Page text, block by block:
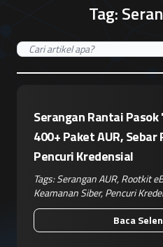
Tag:
Serangan Rantai
400+ Paket AUR,
Pencuri Kredensial
Tags:Serangan AUR,Rootkit
Keamanan Siber,Pencuri
Baca